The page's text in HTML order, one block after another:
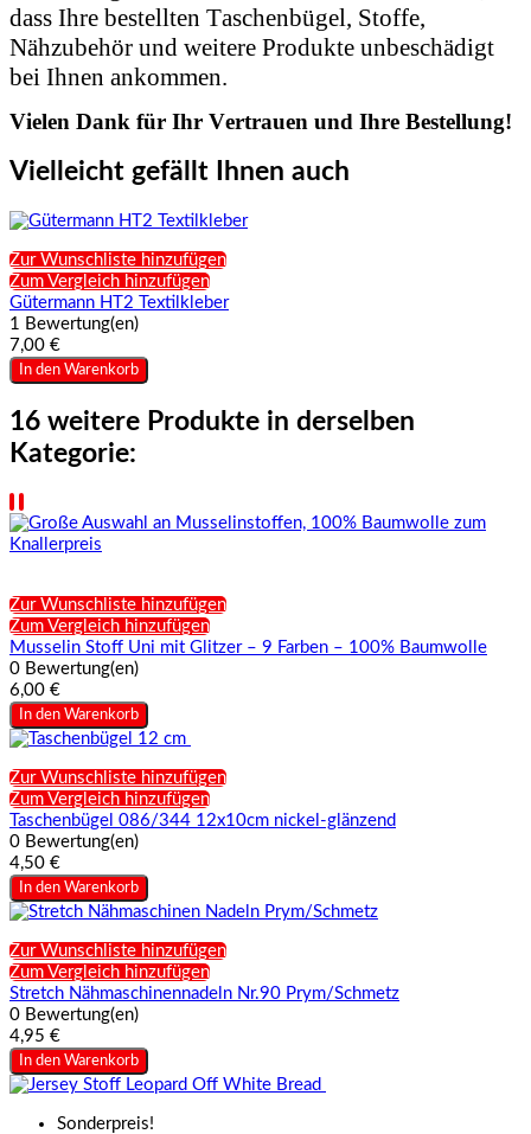
dass Ihre bestellten Taschenbügel, Stoffe,
Nähzubehör und weitere Produkte unbeschädigt
bei Ihnen ankommen.
Vielen Dank für Ihr Vertrauen und Ihre Bestellung!
Vielleicht gefällt Ihnen auch
Zur Wunschliste hinzufügen
Zum Vergleich hinzufügen
Gütermann HT2 Textilkleber
1 Bewertung(en)
7,00 €
In den Warenkorb
16 weitere Produkte in derselben
Kategorie:
Zur Wunschliste hinzufügen
Zum Vergleich hinzufügen
Musselin Stoff Uni mit Glitzer – 9 Farben – 100% Baumwolle
0 Bewertung(en)
6,00 €
In den Warenkorb
Zur Wunschliste hinzufügen
Zum Vergleich hinzufügen
Taschenbügel 086/344 12x10cm nickel-glänzend
0 Bewertung(en)
4,50 €
In den Warenkorb
Zur Wunschliste hinzufügen
Zum Vergleich hinzufügen
Stretch Nähmaschinennadeln Nr.90 Prym/Schmetz
0 Bewertung(en)
4,95 €
In den Warenkorb
Sonderpreis!